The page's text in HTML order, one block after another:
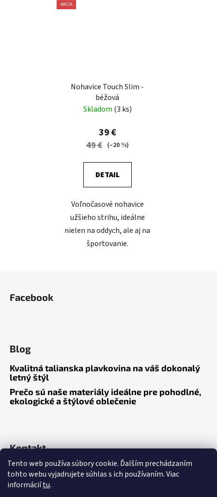
Tento web používa súbory cookie. Ďalším prechádzaním
tohto webu vyjadrujete súhlas s ich používaním. Viac
informáciítu.
AKCIA
Nohavice Touch Slim -
béžová
Skladom (3 ks)
39 €
49 € (–20 %)
DETAIL
Voľnočasové nohavice
užšieho strihu, ideálne
nielen na oddych, ale aj na
športovanie.
Facebook
Blog
Kvalitná talianska plavkovina na váš dokonalý
letný štýl
Prečo sú naše materiály ideálne pre pohodlné,
ekologické a štýlové oblečenie
Kontakt